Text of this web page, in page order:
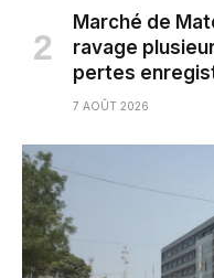
Marché de
ravage
pertes
7 AOÛT 2026